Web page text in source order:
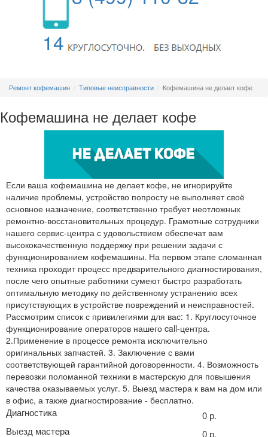
14
Ремонт кофемашин Типовые неисправности Кофемашина не делает кофе
Кофемашина не делает кофе
Если ваша кофемашина не делает кофе, не игнорируйте
наличие проблемы, устройство попросту не выполняет своё
основное назначение, соответственно требует неотложных
ремонтно-восстановительных процедур. Грамотные сотрудники
нашего сервис-центра с удовольствием обеспечат вам
высококачественную поддержку при решении задачи с
функционированием кофемашины. На первом этапе сломанная
техника проходит процесс предварительного диагностирования,
после чего опытные работники сумеют быстро разработать
оптимальную методику по действенному устранению всех
присутствующих в устройстве повреждений и неисправностей.
Рассмотрим список с привилегиями для вас: 1. Круглосуточное
функционирование операторов нашего call-центра.
2.Применение в процессе ремонта исключительно
оригинальных запчастей. 3. Заключение с вами
соответствующей гарантийной договоренности. 4. Возможность
перевозки поломанной техники в мастерскую для повышения
качества оказываемых услуг. 5. Выезд мастера к вам на дом или
в офис, а также диагностирование - бесплатно.
Диагностика
0 р.
Выезд мастера
0 р.